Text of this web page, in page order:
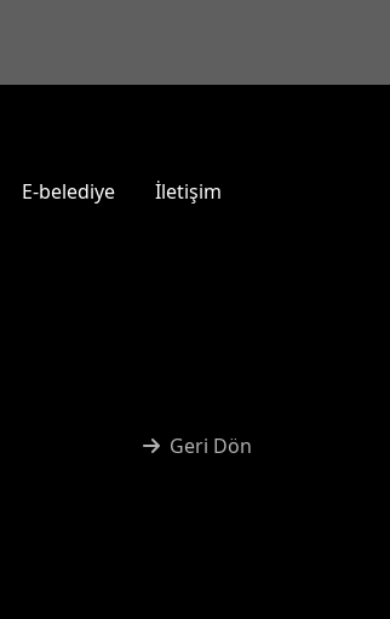
E-belediye İletişim
Geri Dön